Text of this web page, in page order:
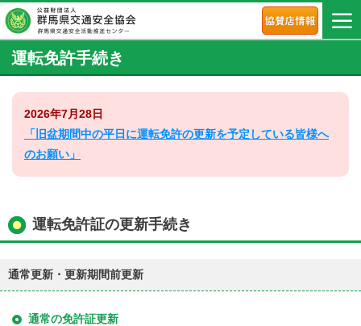
運転免許手続き
2026年7月28日
「旧盆期間中の平日に運転免許の更新を予定している皆様へ
のお願い」
運転免許証の更新手続き
通常更新・更新期間前更新
通常の免許証更新